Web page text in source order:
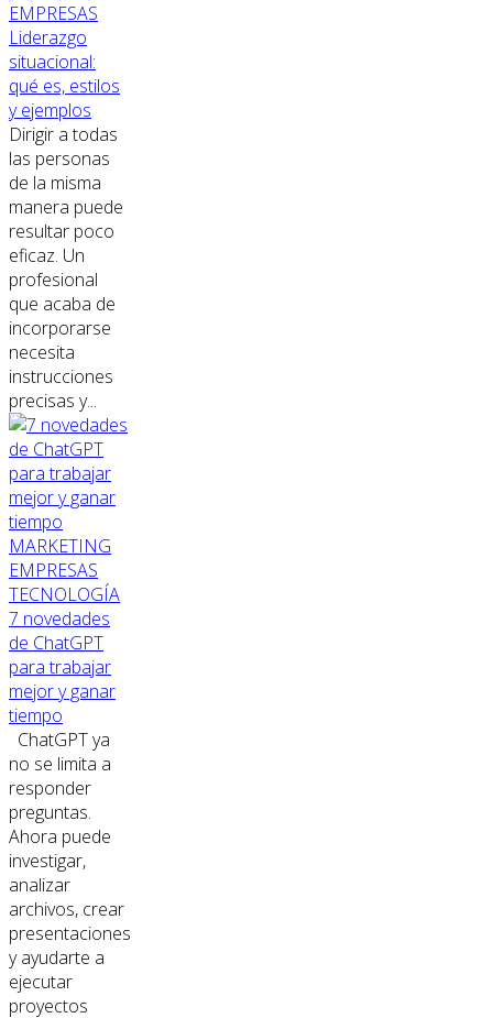
EMPRESAS
Liderazgo
situacional:
qué es, estilos
y ejemplos
Dirigir a todas
las personas
de la misma
manera puede
resultar poco
eficaz. Un
profesional
que acaba de
incorporarse
necesita
instrucciones
precisas y...
MARKETING
EMPRESAS
TECNOLOGÍA
7 novedades
de ChatGPT
para trabajar
mejor y ganar
tiempo
ChatGPT ya
no se limita a
responder
preguntas.
Ahora puede
investigar,
analizar
archivos, crear
presentaciones
y ayudarte a
ejecutar
proyectos